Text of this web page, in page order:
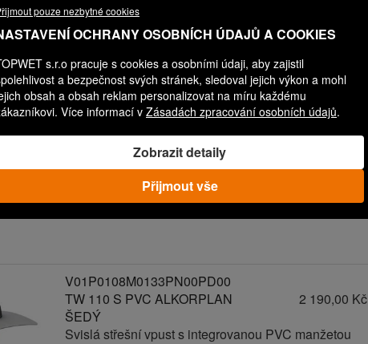
pouze nezbytné cookies
OCHRANY OSOBNÍCH ÚDAJŮ A COOKIES
s.r.o pracuje s cookies a osobními údaji, aby zajistil
a bezpečnost svých stránek, sledoval jejich výkon a mohl
obsah a obsah reklam personalizovat na míru každému
Více informací v Zásadách zpracování osobních údajů.
Zobrazit detaily
Přijmout vše
V01P0108M0110PN00PD00
ANTRACIT
Svislá střešní vpust s integrovanou PVC manžetou
V01P0108M0136PN00PD00
TW 110 S PVC FATRAFOL
810 - ANTRACIT
2 190,00 Kč
V01P0108M0133PN00PD00
TW 110 S PVC ALKORPLAN
ŠEDÝ
2 190,00 Kč
Svislá střešní vpust s integrovanou PVC manžetou